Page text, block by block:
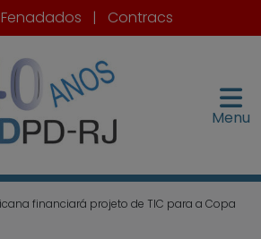
Fenadados | Contracs
Menu
financiará projeto de TIC para a Copa